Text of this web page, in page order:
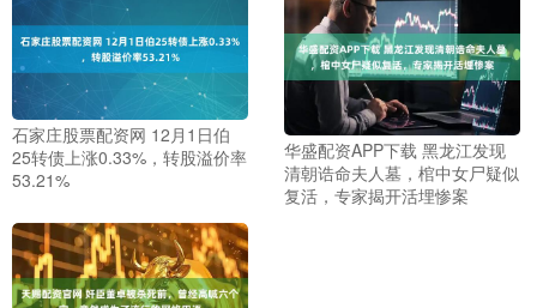
石家庄股票配资网 12月1日伯
25转债上涨0.33%，转股溢价率
53.21%
华盛配资APP下载 黑龙江发现
清朝诰命夫人墓，棺中女尸疑似
复活，专家揭开活埋惨案